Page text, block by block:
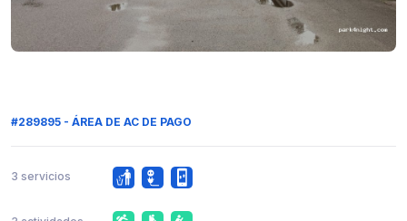
#289895 - ÁREA DE AC DE PAGO
3 servicios